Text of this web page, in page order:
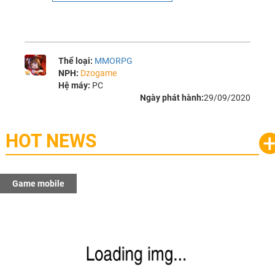
Thể loại: MMORPG
NPH: Dzogame
Hệ máy: PC
Ngày phát hành:29/09/2020
HOT NEWS
Game mobile